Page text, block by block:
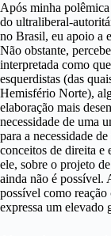
Após minha
do ultraliberal-
no Brasil, eu apoio a
Não obstante,
interpretada como
esquerdistas (das
Hemisfério Norte),
elaboração mais
necessidade de uma
para a necessidade
conceitos de direita e
ele, sobre o projeto
ainda não é possível.
possível como reação
expressa um elevado